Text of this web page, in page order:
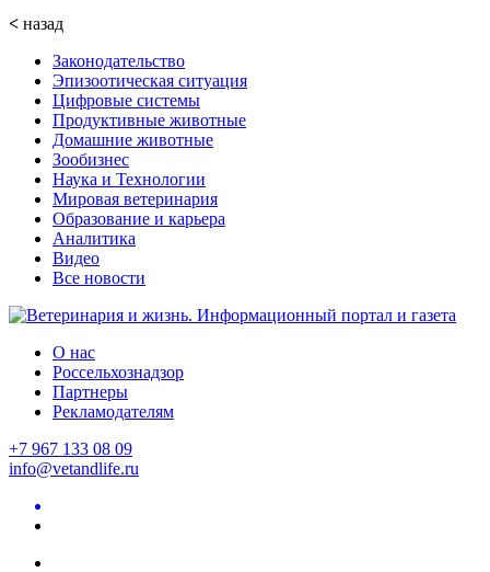
< назад
Законодательство
Эпизоотическая ситуация
Цифровые системы
Продуктивные животные
Домашние животные
Зообизнес
Наука и Технологии
Мировая ветеринария
Образование и карьера
Аналитика
Видео
Все новости
О нас
Россельхознадзор
Партнеры
Рекламодателям
+7 967 133 08 09
info@vetandlife.ru